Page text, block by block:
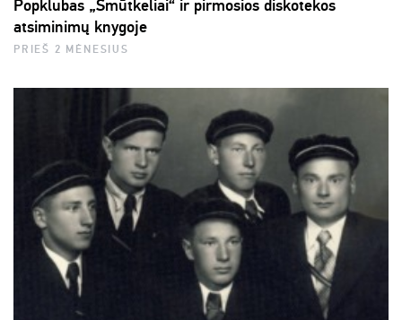
Popklubas „Smūtkeliai“ ir pirmosios diskotekos
atsiminimų knygoje
PRIEŠ 2 MĖNESIUS